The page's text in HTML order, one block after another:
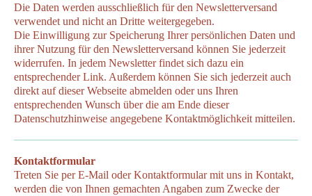
Die Daten werden ausschließlich für den Newsletterversand
verwendet und nicht an Dritte weitergegeben.
Die Einwilligung zur Speicherung Ihrer persönlichen Daten und
ihrer Nutzung für den Newsletterversand können Sie jederzeit
widerrufen. In jedem Newsletter findet sich dazu ein
entsprechender Link. Außerdem können Sie sich jederzeit auch
direkt auf dieser Webseite abmelden oder uns Ihren
entsprechenden Wunsch über die am Ende dieser
Datenschutzhinweise angegebene Kontaktmöglichkeit mitteilen.
Kontaktformular
Treten Sie per E-Mail oder Kontaktformular mit uns in Kontakt,
werden die von Ihnen gemachten Angaben zum Zwecke der